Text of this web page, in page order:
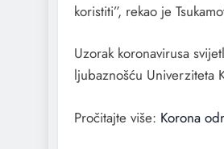
koristiti”, rekao je
Uzorak koronavirusa
ljubaznošću Univerziteta
Pročitajte više: Korona